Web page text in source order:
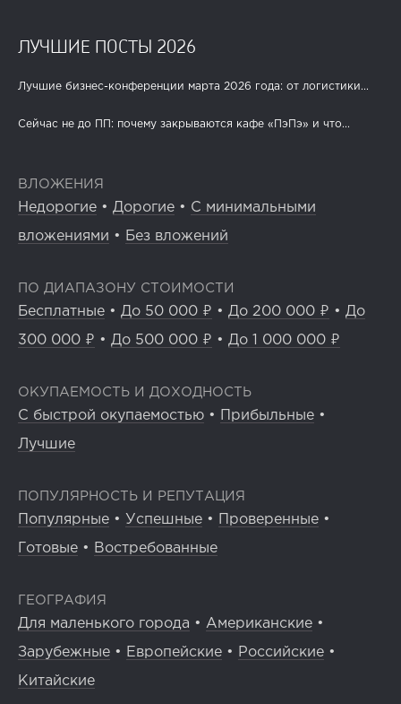
ЛУЧШИЕ ПОСТЫ 2026
Лучшие бизнес-конференции марта 2026 года: от логистики...
Сейчас не до ПП: почему закрываются кафе «ПэПэ» и что...
ВЛОЖЕНИЯ
Недорогие • Дорогие • С минимальными
вложениями • Без вложений
ПО ДИАПАЗОНУ СТОИМОСТИ
Бесплатные • До 50 000 ₽ • До 200 000 ₽ • До
300 000 ₽ • До 500 000 ₽ • До 1 000 000 ₽
ОКУПАЕМОСТЬ И ДОХОДНОСТЬ
С быстрой окупаемостью • Прибыльные •
Лучшие
ПОПУЛЯРНОСТЬ И РЕПУТАЦИЯ
Популярные • Успешные • Проверенные •
Готовые • Востребованные
ГЕОГРАФИЯ
Для маленького города • Американские •
Зарубежные • Европейские • Российские •
Китайские